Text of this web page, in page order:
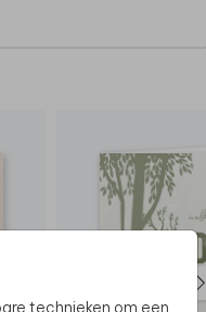
technieken om een